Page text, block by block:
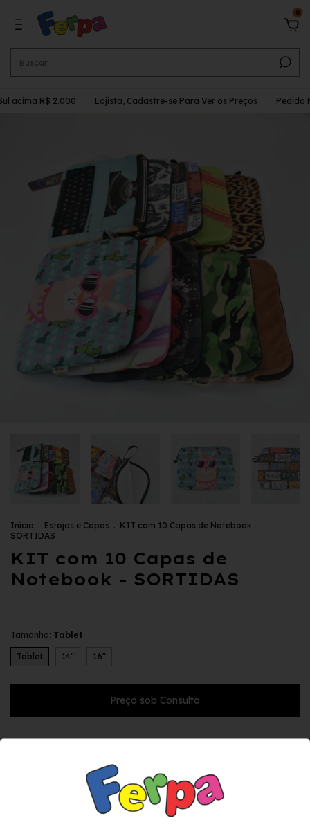
0
acima R$ 2.000 Lojista, Cadastre-se Para Ver os Preços Pedido
Início . Estojos e Capas . KIT com 10 Capas de Notebook -
SORTIDAS
KIT com 10 Capas de
Notebook - SORTIDAS
Tamanho: Tablet
Tablet 14" 16"
Kit com 10 unidades de capas de notebook/tablet com estampas